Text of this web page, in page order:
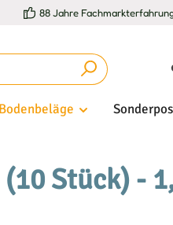
88 Jahre
Bodenbeläge
Stück) -